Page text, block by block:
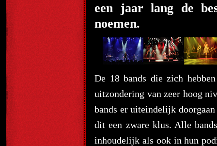
een jaar lang de
noemen.
De 18 bands die zich
uitzondering van zeer hoog
bands er uiteindelijk
dit een zware klus. Alle
inhoudelijk als ook in hun